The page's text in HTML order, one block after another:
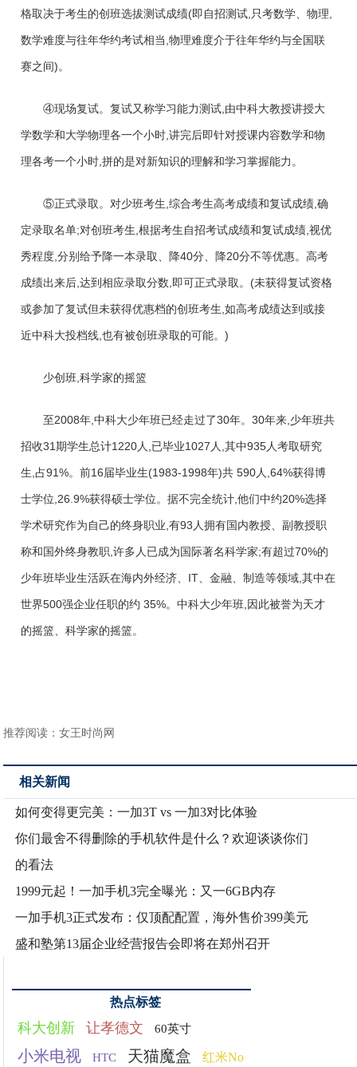
格取决于考生的创班选拔测试成绩(即自招测试,只考数学、物理,
数学难度与往年华约考试相当,物理难度介于往年华约与全国联
赛之间)。
④现场复试。复试又称学习能力测试,由中科大教授讲授大
学数学和大学物理各一个小时,讲完后即针对授课内容数学和物
理各考一个小时,拼的是对新知识的理解和学习掌握能力。
⑤正式录取。对少班考生,综合考生高考成绩和复试成绩,确
定录取名单;对创班考生,根据考生自招考试成绩和复试成绩,视优
秀程度,分别给予降一本录取、降40分、降20分不等优惠。高考
成绩出来后,达到相应录取分数,即可正式录取。(未获得复试资格
或参加了复试但未获得优惠档的创班考生,如高考成绩达到或接
近中科大投档线,也有被创班录取的可能。)
少创班,科学家的摇篮
至2008年,中科大少年班已经走过了30年。30年来,少年班共
招收31期学生总计1220人,已毕业1027人,其中935人考取研究
生,占91%。前16届毕业生(1983-1998年)共 590人,64%获得博
士学位,26.9%获得硕士学位。据不完全统计,他们中约20%选择
学术研究作为自己的终身职业,有93人拥有国内教授、副教授职
称和国外终身教职,许多人已成为国际著名科学家;有超过70%的
少年班毕业生活跃在海内外经济、IT、金融、制造等领域,其中在
世界500强企业任职的约 35%。中科大少年班,因此被誉为天才
的摇篮、科学家的摇篮。
推荐阅读：女王时尚网
相关新闻
如何变得更完美：一加3T vs 一加3对比体验
你们最舍不得删除的手机软件是什么？欢迎谈谈你们
的看法
1999元起！一加手机3完全曝光：又一6GB内存
一加手机3正式发布：仅顶配配置，海外售价399美元
盛和塾第13届企业经营报告会即将在郑州召开
热点标签
科大创新 让孝德文 60英寸
小米电视 HTC 天猫魔盒 红米No